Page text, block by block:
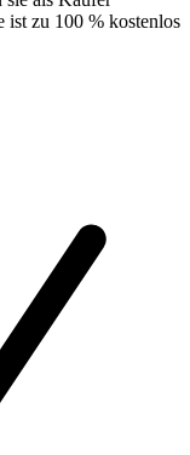
ist zu 100 % kostenlos